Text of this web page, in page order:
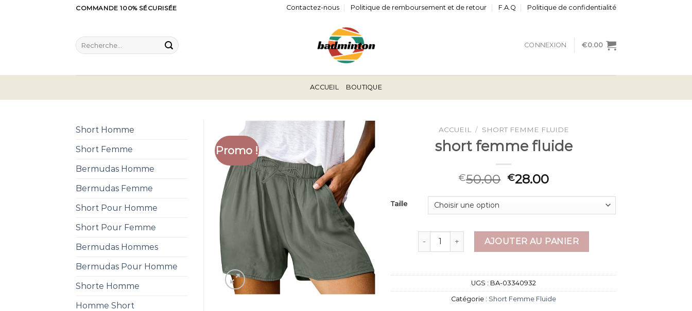
COMMANDE 100% SÉCURISÉE Contactez-nous Politique de remboursement et de retour F.A.Q Politique de confidentialité
Recherche
pour :
CONNEXION €0.00
ACCUEIL BOUTIQUE
Short Homme
Short Femme
Bermudas Homme
Bermudas Femme
Short Pour Homme
Short Pour Femme
Bermudas Hommes
Bermudas Pour Homme
Shorte Homme
Homme Short
Promo !
ACCUEIL / SHORT FEMME FLUIDE
short femme fluide
€50.00 €28.00
Taille
quantité de short femme fluide
AJOUTER AU PANIER
UGS : BA-03340932
Catégorie : Short Femme Fluide